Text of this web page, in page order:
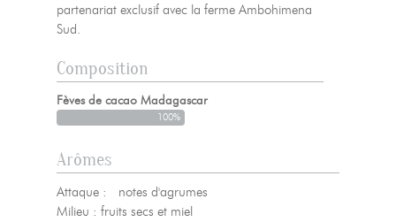
partenariat exclusif avec la ferme Ambohimena
Sud.
Composition
Fèves de cacao Madagascar
100%
Arômes
Attaque : notes d'agrumes
Milieu : fruits secs et miel